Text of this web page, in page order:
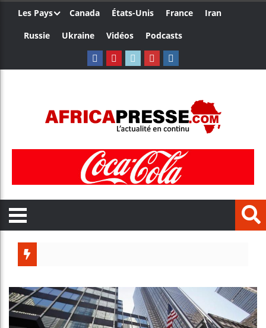
Les Pays Canada États-Unis France
Iran
Russie
Ukraine Vidéos Podcasts
Côte